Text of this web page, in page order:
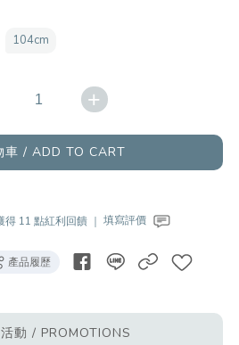
104cm
+
車 / ADD TO CART
得 11 點紅利回饋 ｜填寫評價
產品履歷
動 / PROMOTIONS